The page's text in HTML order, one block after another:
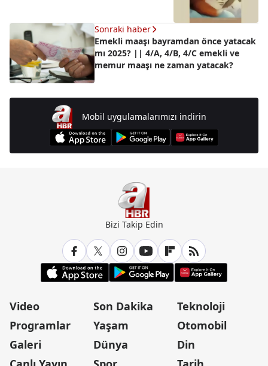
Sonraki haber
Emekli maaşı bayramdan önce yatacak
mı 2025? || 4/A, 4/B, 4/C emekli ve
memur maaşı ne zaman yatacak?
Mobil uygulamalarımızı indirin
Bizi Takip Edin
Video
Programlar
Galeri
Son Dakika
Yaşam
Dünya
Teknoloji
Otomobil
Din